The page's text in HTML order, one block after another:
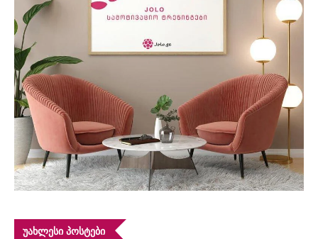
ᲣᲐᲮᲚᲔᲡᲘ ᲞᲝᲡᲢᲔᲑᲘ